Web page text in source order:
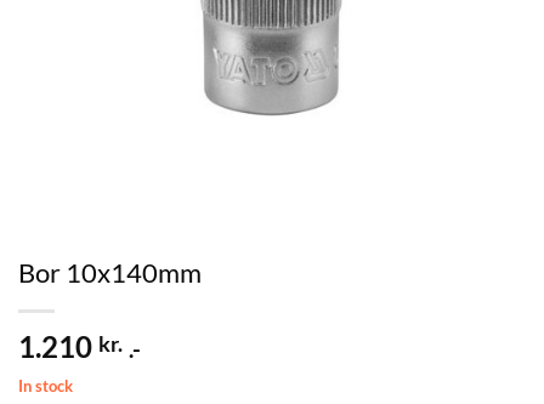
Bor 10x140mm
1.210 kr. .-
In stock